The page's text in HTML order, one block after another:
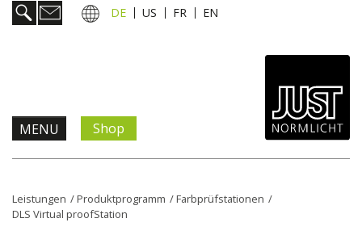
DE US FR EN
MENU
Information & Service
Shop
Leistungen /Produktprogramm /Farbprüfstationen /
DLS Virtual proofStation